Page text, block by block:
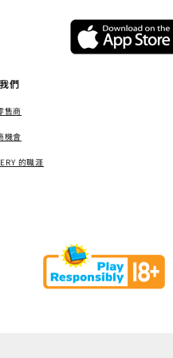
們
售商
機會
的職涯